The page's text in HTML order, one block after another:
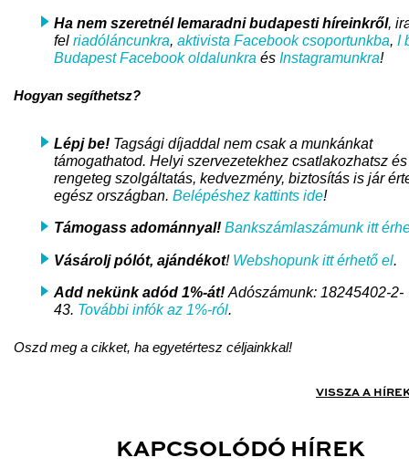
Ha nem szeretnél lemaradni budapesti híreinkről,
fel riadóláncunkra, aktivista Facebook csoportunkba, I
Budapest Facebook oldalunkra és Instagramunkra!
Hogyan segíthetsz?
Lépj be! Tagsági díjaddal nem csak a munkánkat
támogathatod. Helyi szervezetekhez csatlakozhatsz és
rengeteg szolgáltatás, kedvezmény, biztosítás is jár
egész országban. Belépéshez kattints ide!
Támogass adománnyal! Bankszámlaszámunk itt
Vásárolj pólót, ajándékot! Webshopunk itt érhető el.
Add nekünk adód 1%-át! Adószámunk: 18245402-2-
43. További infók az 1%-ról.
Oszd meg a cikket, ha egyetértesz céljainkkal!
VISSZA A
KAPCSOLÓDÓ HÍREK